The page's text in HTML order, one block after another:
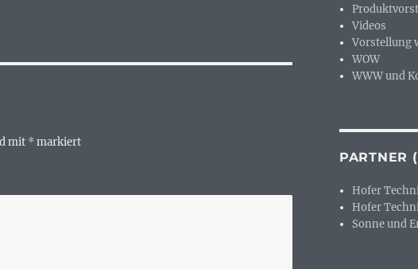
mit * markiert
Videos
Vorstellung
WOW
WWW und
PARTNER
Hofer
Hofer
Sonne und